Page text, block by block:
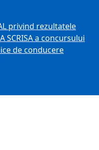
privind rezultatele
SCRISA a concursului
de conducere